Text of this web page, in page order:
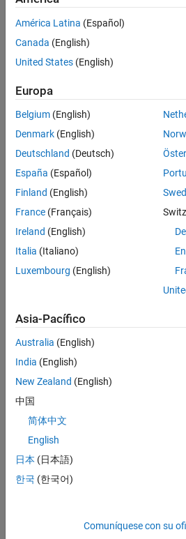
User Experience
Web Applications and Services
Industry Marketing
Actualmente
no
puestos
disponibles
que
se
correspondan
con
sus
criterios
de
búsqueda.
Pruebe
ampliar
su
todos
empleos.
Si aun
así no
ninguna
vacante
que se
a sus
cualificaciones,
América Latina (Español)
Canada (English)
United States (English)
Europa
Belgium (English)
Denmark (English)
Deutschland (Deutsch)
España (Español)
Finland (English)
France (Français)
Ireland (English)
Italia (Italiano)
Luxembourg (English)
Asia-Pacífico
Australia (English)
India (English)
New Zealand (English)
中国
简体中文
English
日本 (日本語)
한국 (한국어)
Comuníquese con su